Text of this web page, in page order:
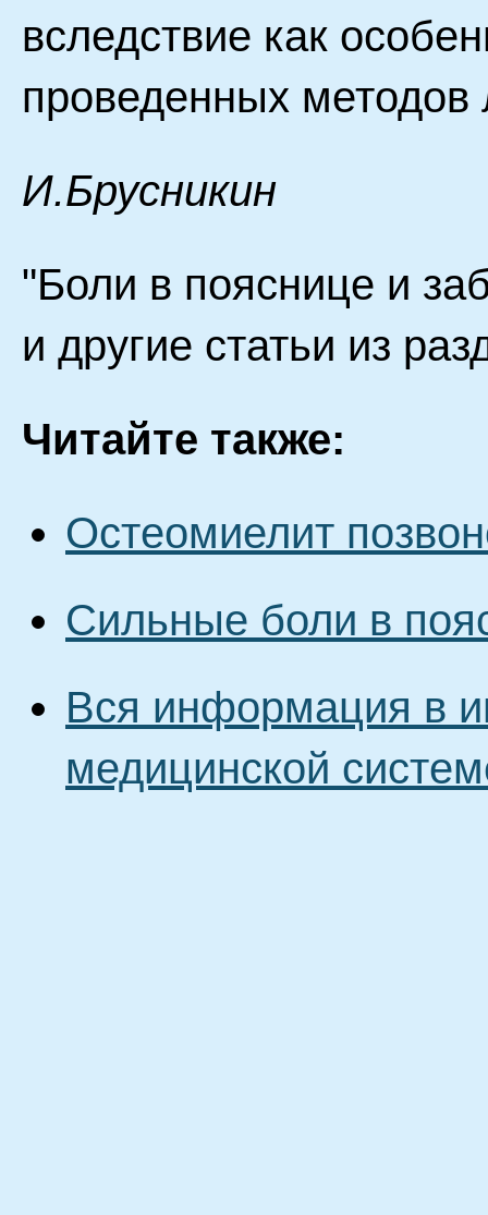
вследствие как
проведенных методов
И.Брусникин
"Боли в пояснице и
и другие статьи из
Читайте также:
Остеомиелит
Сильные боли в
Вся информация в
медицинской